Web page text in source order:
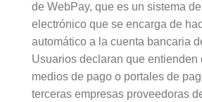
de WebPay, que es un sistema
electrónico que se encarga de
automático a la cuenta bancaria
Usuarios declaran que entienden
medios de pago o portales de
terceras empresas proveedoras